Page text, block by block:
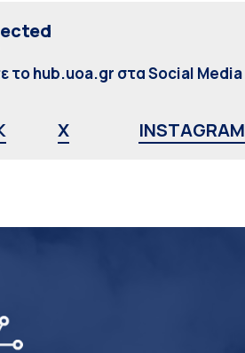
το hub.uoa.gr στα Social Media
X INSTAGRAM